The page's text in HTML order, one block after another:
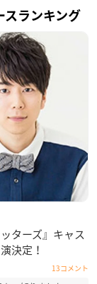
スランキング
ターズ』キャス
決定！
13コメント